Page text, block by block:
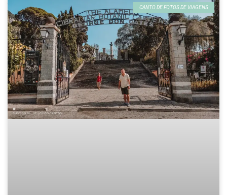
CANTO DE FOTOS DE VIAGENS